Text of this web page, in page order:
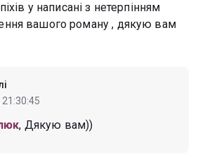
у написані з нетерпінням
вашого роману , дякую вам
, Дякую вам))